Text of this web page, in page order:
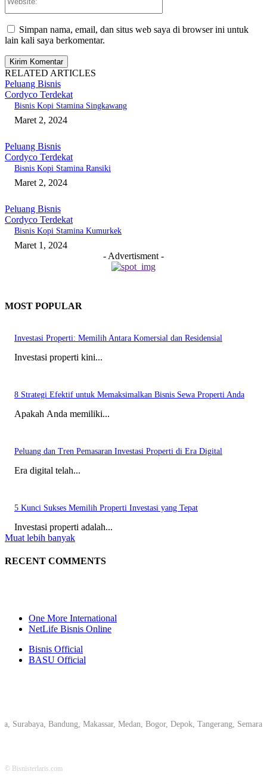
Simpan nama, email, dan situs web saya di browser ini untuk
lain kali saya berkomentar.
RELATED ARTICLES
Peluang Bisnis
Cordyco Terdekat
Bisnis Kopi Stamina Singkawang
Maret 2, 2024
Peluang Bisnis
Cordyco Terdekat
Bisnis Kopi Stamina Ransiki
Maret 2, 2024
Peluang Bisnis
Cordyco Terdekat
Bisnis Kopi Stamina Kumurkek
Maret 1, 2024
- Advertisment -
MOST POPULAR
Investasi Properti: Memilih Antara Komersial dan Residensial
Investasi properti kini...
8 Strategi Efektif untuk Memaksimalkan Bisnis Sewa Properti Anda
Apakah Anda memiliki...
Peluang dan Tren Pemasaran Investasi Properti di Era Digital
Era digital telah...
5 Kunci Sukses Memilih Properti Investasi yang Tepat
Investasi properti adalah...
Muat lebih banyak
RECENT COMMENTS
One More International
NetLife Bisnis Online
Bisnis Official
BASU Official
Bandung, Makassar, Medan, Bogor, Depok, Tangerang, Semarang,
© Bisnisterlaris.com